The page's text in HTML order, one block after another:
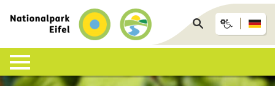
Startseite
Seite
durchsuchen